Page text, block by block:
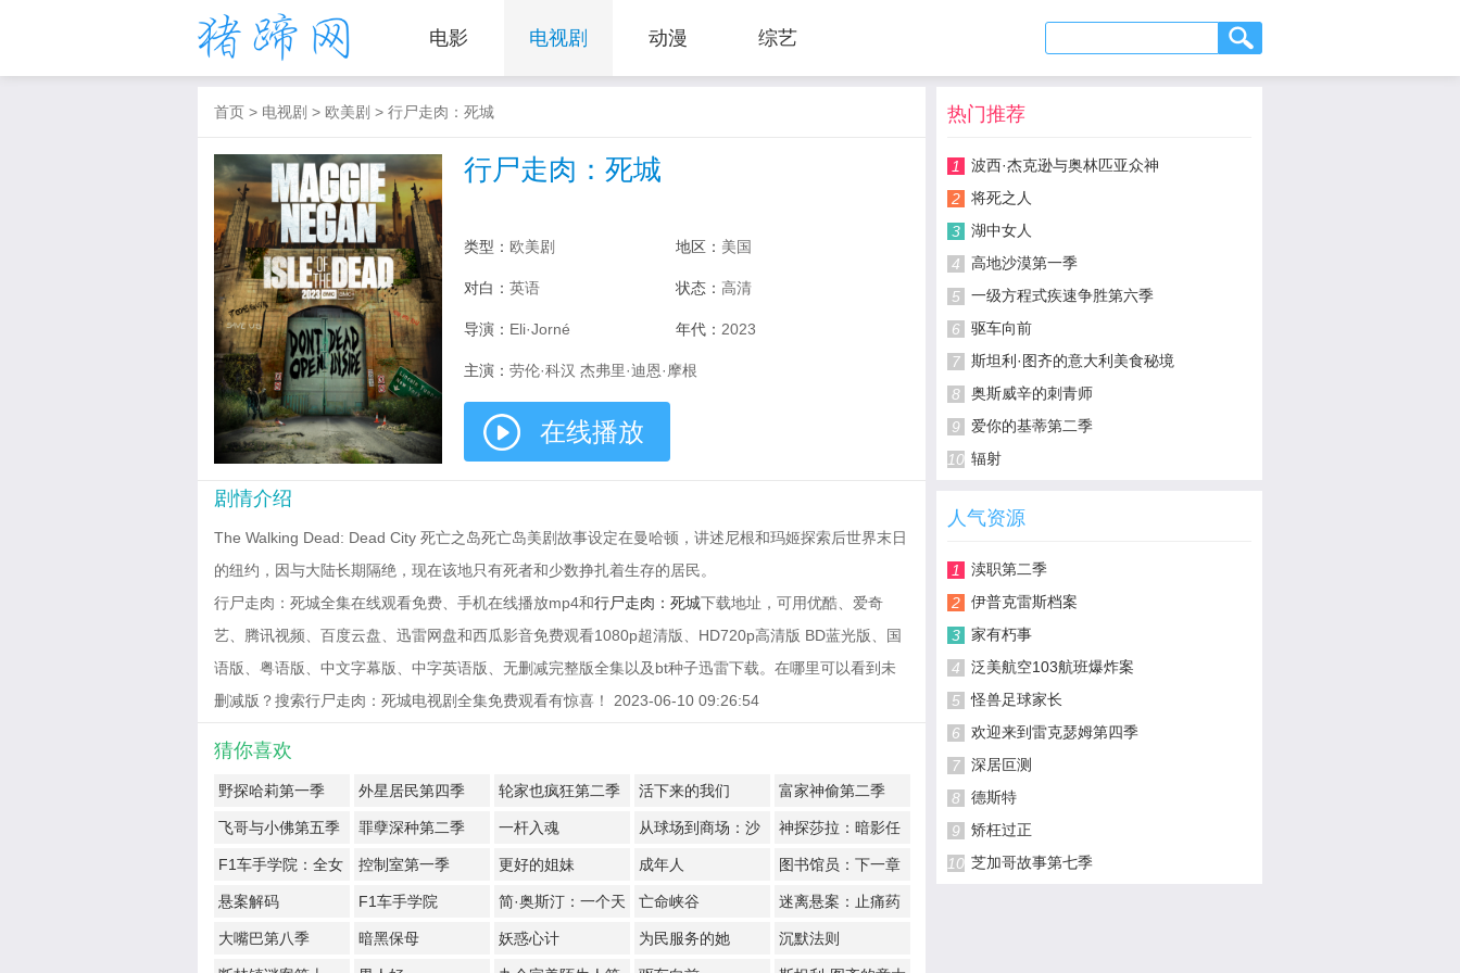
电影 电视剧 动漫 综艺
首页 > 电视剧 > 欧美剧 > 行尸走肉：死城
行尸走肉：死城
类型： 欧美剧 地区： 美国
对白： 英语 状态： 高清
导演： Eli·Jorné 年代： 2023
主演： 劳伦·科汉 杰弗里·迪恩·摩根
在线播放
剧情介绍
The Walking Dead: Dead City 死亡之岛死亡岛美剧故事设定在曼哈顿，讲述尼根和玛姬探索后世界末日
的纽约，因与大陆长期隔绝，现在该地只有死者和少数挣扎着生存的居民。
行尸走肉：死城全集在线观看免费、手机在线播放mp4和行尸走肉：死城下载地址，可用优酷、爱奇
艺、腾讯视频、百度云盘、迅雷网盘和西瓜影音免费观看1080p超清版、HD720p高清版 BD蓝光版、国
语版、粤语版、中文字幕版、中字英语版、无删减完整版全集以及bt种子迅雷下载。在哪里可以看到未
删减版？搜索行尸走肉：死城电视剧全集免费观看有惊喜！ 2023-06-10 09:26:54
猜你喜欢
野探哈莉第一季 外星居民第四季 轮家也疯狂第二季 活下来的我们 富家神偷第二季
飞哥与小佛第五季 罪孽深种第二季 一杆入魂
从球场到商场：沙
奎尔·奥尼尔的品牌
经营路
神探莎拉：暗影任
务
F1车手学院：全女
性车手赛事
控制室第一季 更好的姐妹 成年人 图书馆员：下一章
悬案解码 F1车手学院
简·奥斯汀：一个天
才的崛起
亡命峡谷
迷离悬案：止痛药
谋杀事件
大嘴巴第八季 暗黑保母 妖惑心计 为民服务的她 沉默法则
热门推荐
1
波西·杰克逊与奥林匹亚众神
2
将死之人
3
湖中女人
4
高地沙漠第一季
5
一级方程式疾速争胜第六季
6
驱车向前
7
斯坦利·图齐的意大利美食秘境
8
奥斯威辛的刺青师
9
爱你的基蒂第二季
10 辐射
人气资源
1
渎职第二季
2
伊普克雷斯档案
3
家有朽事
4
泛美航空103航班爆炸案
5
怪兽足球家长
6
欢迎来到雷克瑟姆第四季
7
深居叵测
8
德斯特
9
矫枉过正
10 芝加哥故事第七季